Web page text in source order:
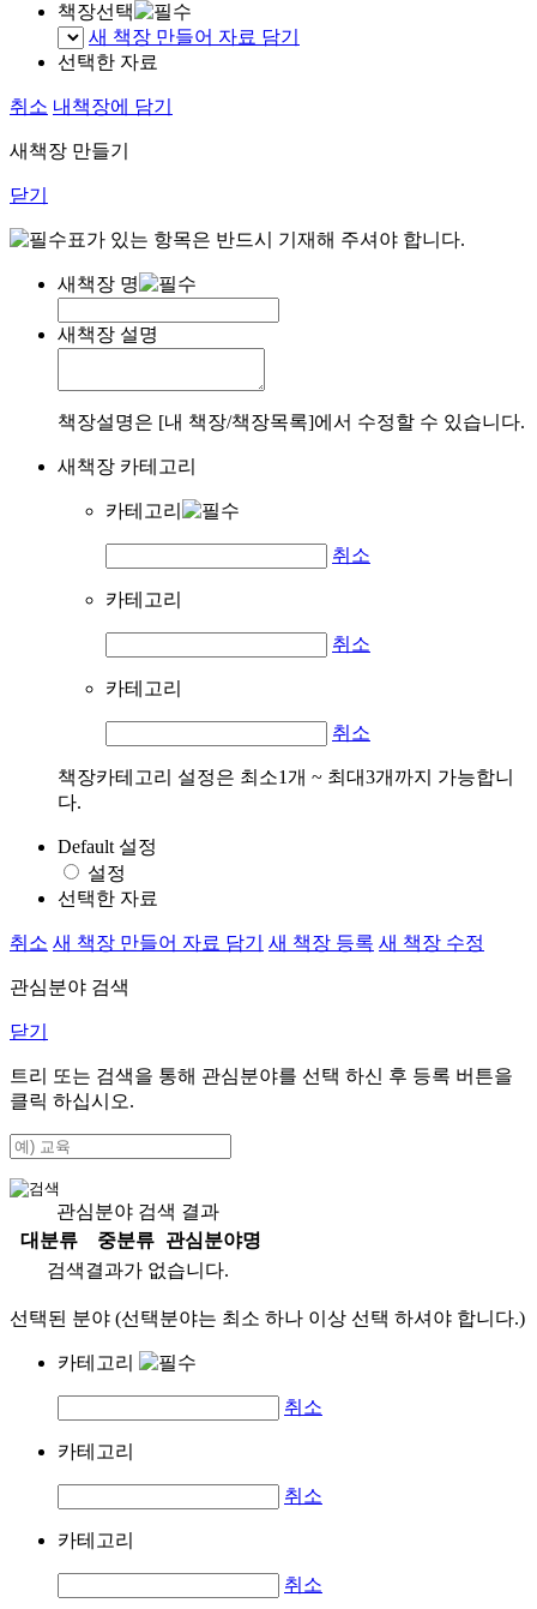
책장선택
새 책장 만들어 자료 담기
선택한 자료
취소 내책장에 담기
새책장 만들기
닫기
표가 있는 항목은 반드시 기재해 주셔야 합니다.
새책장 명
새책장 설명
책장설명은 [내 책장/책장목록]에서 수정할 수 있습니다.
새책장 카테고리
카테고리
취소
카테고리
취소
카테고리
취소
책장카테고리 설정은 최소1개 ~ 최대3개까지 가능합니
다.
Default 설정
설정
선택한 자료
취소 새 책장 만들어 자료 담기 새 책장 등록 새 책장 수정
관심분야 검색
닫기
트리 또는 검색을 통해 관심분야를 선택 하신 후 등록 버튼을
클릭 하십시오.
관심분야 검색 결과
대분류
중분류
관심분야명
검색결과가 없습니다.
선택된 분야 (선택분야는 최소 하나 이상 선택 하셔야 합니다.)
카테고리
취소
카테고리
취소
카테고리
취소